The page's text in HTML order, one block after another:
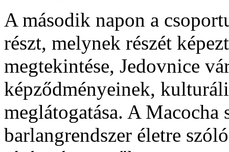
A második napon a
részt, melynek részét
megtekintése, Jedovnice
képződményeinek,
meglátogatása. A Macocha
barlangrendszer életre